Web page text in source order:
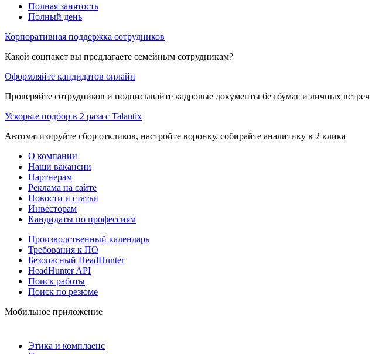
Полная занятость
Полный день
Корпоративная поддержка сотрудников
Какой соцпакет вы предлагаете семейным сотрудникам?
Оформляйте кандидатов онлайн
Проверяйте сотрудников и подписывайте кадровые документы без бумаг и личных встреч
Ускорьте подбор в 2 раза с Talantix
Автоматизируйте сбор откликов, настройте воронку, собирайте аналитику в 2 клика
О компании
Наши вакансии
Партнерам
Реклама на сайте
Новости и статьи
Инвесторам
Кандидаты по профессиям
Производственный календарь
Требования к ПО
Безопасный HeadHunter
HeadHunter API
Поиск работы
Поиск по резюме
Мобильное приложение
Этика и комплаенс